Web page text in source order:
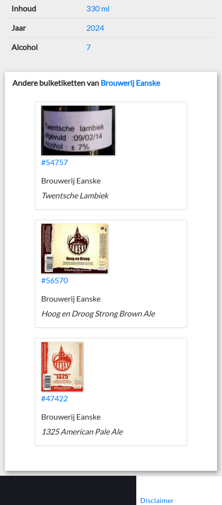
Inhoud 330 ml
Jaar 2024
Alcohol 7
Andere buiketiketten van Brouwerij Eanske
#54757
Brouwerij Eanske
Twentsche Lambiek
#56570
Brouwerij Eanske
Hoog en Droog Strong Brown Ale
#47422
Brouwerij Eanske
1325 American Pale Ale
Disclaimer